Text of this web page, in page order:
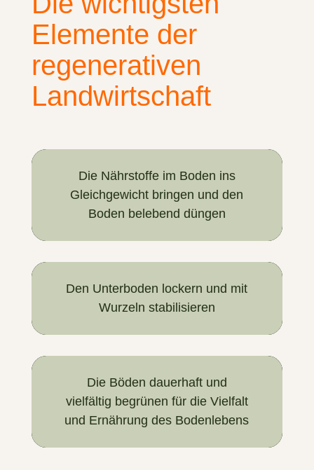
Elemente der
regenerativen
Landwirtschaft
Die Nährstoffe im Boden ins
Gleichgewicht bringen und den
Boden belebend düngen
Den Unterboden lockern und mit
Wurzeln stabilisieren
Die Böden dauerhaft und
vielfältig begrünen für die Vielfalt
und Ernährung des Bodenlebens